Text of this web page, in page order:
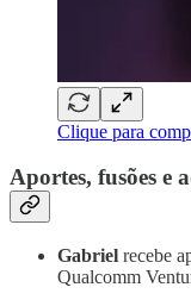
Clique para
Aportes, fusões e
Gabriel recebe
Qualcomm